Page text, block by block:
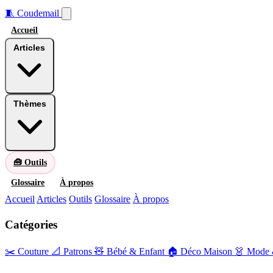
🧵 Coudemail
Accueil
🧰 Outils
Glossaire À propos
Accueil Articles Outils Glossaire À propos
Catégories
✂️ Couture 📐 Patrons 🧸 Bébé & Enfant 🏠 Déco Maison 👗 Mode